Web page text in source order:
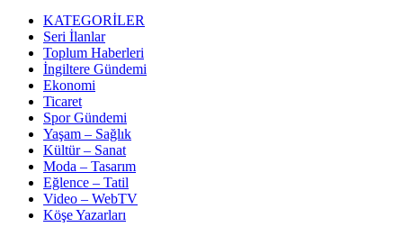
KATEGORİLER
Seri İlanlar
Toplum Haberleri
İngiltere Gündemi
Ekonomi
Ticaret
Spor Gündemi
Yaşam – Sağlık
Kültür – Sanat
Moda – Tasarım
Eğlence – Tatil
Video – WebTV
Köşe Yazarları